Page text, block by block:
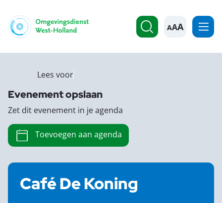
A
Café De Koning
Lees voor
Evenement opslaan
Zet dit evenement in je agenda
Toevoegen aan agenda